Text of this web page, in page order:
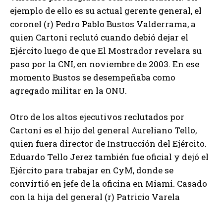
ejemplo de ello es su actual gerente general, el
coronel (r) Pedro Pablo Bustos Valderrama, a
quien Cartoni reclutó cuando debió dejar el
Ejército luego de que El Mostrador revelara su
paso por la CNI, en noviembre de 2003. En ese
momento Bustos se desempeñaba como
agregado militar en la ONU.
Otro de los altos ejecutivos reclutados por
Cartoni es el hijo del general Aureliano Tello,
quien fuera director de Instrucción del Ejército.
Eduardo Tello Jerez también fue oficial y dejó el
Ejército para trabajar en CyM, donde se
convirtió en jefe de la oficina en Miami. Casado
con la hija del general (r) Patricio Varela